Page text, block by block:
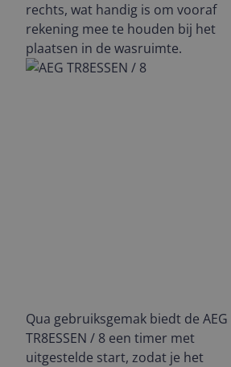
rechts, wat handig is om vooraf
rekening mee te houden bij het
plaatsen in de wasruimte.
Qua gebruiksgemak biedt de AEG
TR8ESSEN / 8 een timer met
uitgestelde start, zodat je het